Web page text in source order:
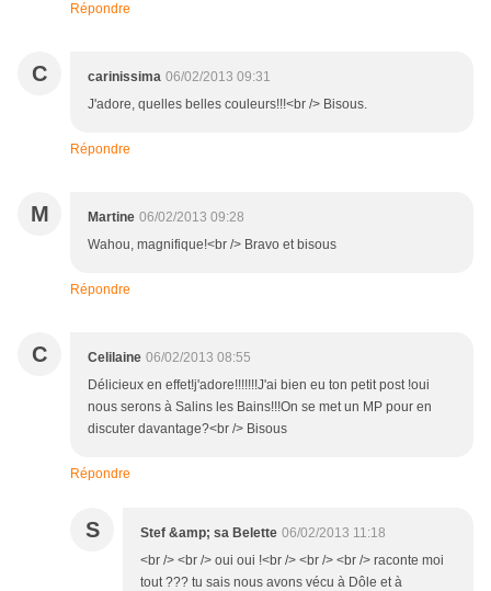
Répondre
C carinissima 06/02/2013 09:31
J'adore, quelles belles couleurs!!!<br /> Bisous.
Répondre
M Martine 06/02/2013 09:28
Wahou, magnifique!<br /> Bravo et bisous
Répondre
C Celilaine 06/02/2013 08:55
Délicieux en effet!j'adore!!!!!!!J'ai bien eu ton petit post !oui
nous serons à Salins les Bains!!!On se met un MP pour en
discuter davantage?<br /> Bisous
Répondre
S Stef &amp; sa Belette 06/02/2013 11:18
<br /> <br /> oui oui !<br /> <br /> <br /> raconte moi
tout ??? tu sais nous avons vécu à Dôle et à